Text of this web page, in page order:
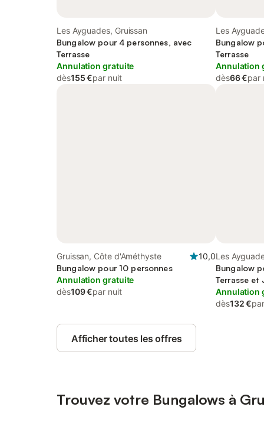
Les Ayguades, Gruissan
Bungalow pour 4 personnes, avec
Terrasse
Annulation gratuite
dès155 €par nuit
Les
Bungalow
Terrasse
Annulation
dès66 €par
Gruissan, Côte d'Améthyste
10,0
Bungalow pour 10 personnes
Annulation gratuite
dès109 €par nuit
Les
Bungalow
Terrasse et
Annulation
dès132 €
Afficher toutes les offres
Trouvez votre Bungalows à